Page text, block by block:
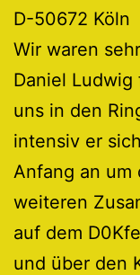
D-50672 Köln
Wir waren
Daniel
uns in den
intensiv er
Anfang an um
weiteren
auf dem
und über den